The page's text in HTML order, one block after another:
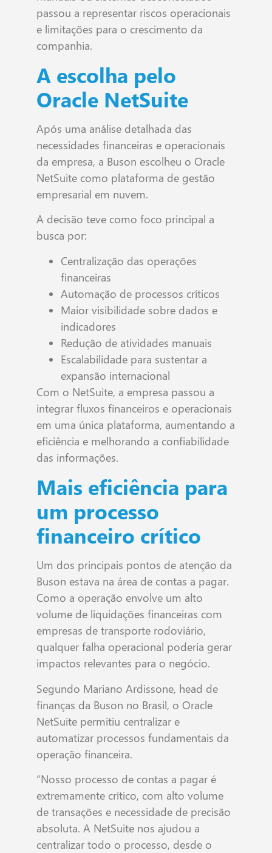
passou a representar riscos operacionais
e limitações para o crescimento da
companhia.
A escolha pelo
Oracle NetSuite
Após uma análise detalhada das
necessidades financeiras e operacionais
da empresa, a Buson escolheu o Oracle
NetSuite como plataforma de gestão
empresarial em nuvem.
A decisão teve como foco principal a
busca por:
Centralização das operações
financeiras
Automação de processos críticos
Maior visibilidade sobre dados e
indicadores
Redução de atividades manuais
Escalabilidade para sustentar a
expansão internacional
Com o NetSuite, a empresa passou a
integrar fluxos financeiros e operacionais
em uma única plataforma, aumentando a
eficiência e melhorando a confiabilidade
das informações.
Mais eficiência para
um processo
financeiro crítico
Um dos principais pontos de atenção da
Buson estava na área de contas a pagar.
Como a operação envolve um alto
volume de liquidações financeiras com
empresas de transporte rodoviário,
qualquer falha operacional poderia gerar
impactos relevantes para o negócio.
Segundo Mariano Ardissone, head de
finanças da Buson no Brasil, o Oracle
NetSuite permitiu centralizar e
automatizar processos fundamentais da
operação financeira.
“Nosso processo de contas a pagar é
extremamente crítico, com alto volume
de transações e necessidade de precisão
absoluta. A NetSuite nos ajudou a
centralizar todo o processo, desde o